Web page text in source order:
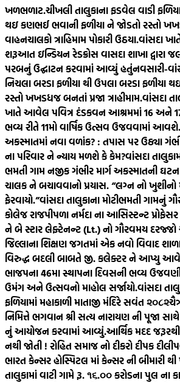
ખળભળાટ.ચીખલી તાલુકાના ફડવેલ વાડી
થઇ કણભઈ ભવાની ફળીયા ને જોડતો રસ્તો
વાહનચાલકો ત્રાહિમામ પોકારી ઉઠયા.વાંસદા
શરૂઆત ઇન્ડિયન રેડક્રોસ વાસદા શાખા દ્વારા
પરબનું ઉદ્ઘાટન કરવામાં આવ્યું હતુંનવસારી-
નિચલા બરડા ફળીયા થી ઉપલા બરડા ફળીયા
રસ્તો ખખડધજ બનતાં પ્રજા ત્રાહીમામ.વાંસદા
ખાતે આવેલ પવિત્ર દંડકવન આશ્રમમાં 16 અને
ભવ્ય રીતે 11મો વાર્ષિક ઉત્સવ ઉજવવામાં આવશે.
અકસ્માતમાં નવા વળાંક? : તપાસ પર ઉઠ્યા
ના પરિવાર ને ન્યાય મળશે કે કેમ?વાંસદા
ભમતી ગામ નજીક ગંભીર માર્ગ અકસ્માતની
ચાલક ને બચાવવાનો પ્રયાસ. “લગ્ન નો ખુશીનો
ફેરવાયો.”વાંસદા તાલુકાના મોટીભમતી ગામનું
કોલેજ રાજપીપળા નર્મદા ના આસિસ્ટન્ટ
ને બે સ્ટાર લેફ્ટેનન્ટ (Lt.) નો ગૌરવમય દરજ્જો
જિલ્લાના શિક્ષણ જગતમાં એક નવો વિવાદ
વિરુદ્ધ બદલી બાબતે જી. કલેક્ટર ને આપ્યુ
ભાજપના 46મા સ્થાપના દિવસની ભવ્ય ઉજવણી
ઉમંગ અને ઉત્સવનો માહોલ સર્જાયો.વાંસદા
ફળિયામાં મહાકાળી માતાજી મંદિરે સવંત
નિમિત્તે ભગવાન શ્રી સત્ય નારાયણ ની પૂજા
નું આયોજન કરવામાં આવ્યું.આર્થિક મદદ
નથી જોતી ! રોહિત સમાજ નો દીકરો દીપક
ભારત કેન્સર હોસ્પિટલ માં કેન્સર ની બીમારી થી
તાલુકામાં વાટી ગામે રૂ. ૧૬.૦૦ કરોડના પુલ ના